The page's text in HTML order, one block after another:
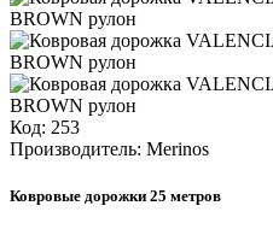
Код: 253
Производитель: Merinos
Ковровые дорожки 25 метров